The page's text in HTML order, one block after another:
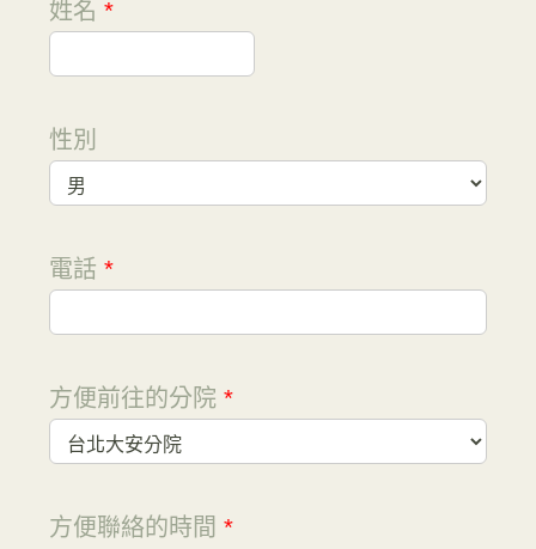
姓名 *
性別
電話 *
方便前往的分院 *
方便聯絡的時間 *